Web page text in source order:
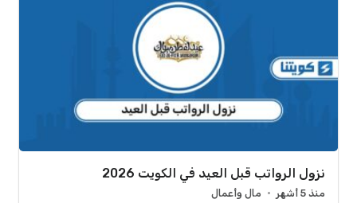
نزول الرواتب قبل العيد في الكويت 2026
منذ 5 أشهر مال وأعمال